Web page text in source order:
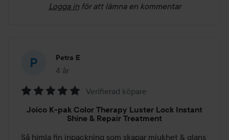
Logga in för att lämna en kommentar
Petra E
4 år
Inlägget skapades 4 år
5
Verifierad köpare
Joico K-pak Color Therapy Luster Lock Instant
Shine & Repair Treatment
Så himla fin inpackning som skapar mjukhet & glans